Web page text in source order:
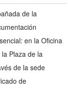
de la
en la Oficina
Plaza de la
de la sede
de